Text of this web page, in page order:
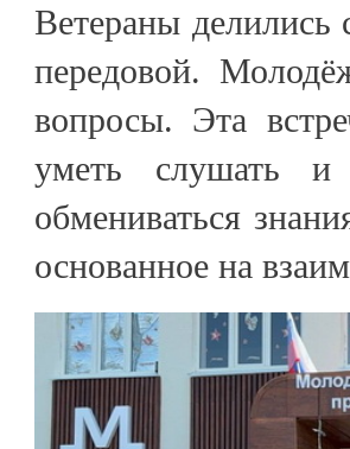
Ветераны делились
передовой.
вопросы. Эта
уметь слушать и
обмениваться
основанное на